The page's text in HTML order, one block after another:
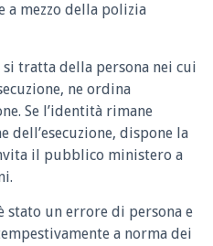
a mezzo della polizia
si tratta della persona nei cui
ne ordina
Se l’identità rimane
dell’esecuzione, dispone la
il pubblico ministero a
stato un errore di persona e
a norma dei